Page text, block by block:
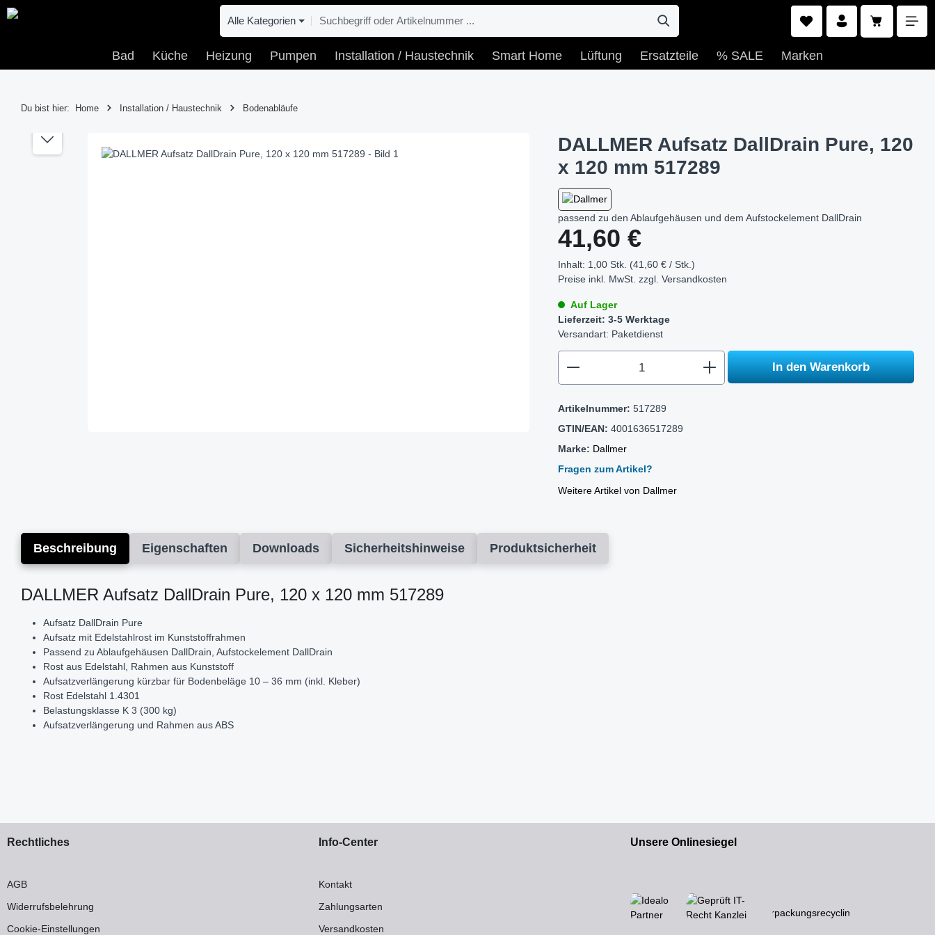
Hauptinhalt springen
Zur Suche springen
Zur Hauptnavigation springen
Alle Kategorien
Bad Küche Heizung Pumpen Installation / Haustechnik Smart Home Lüftung Ersatzteile % SALE Marken
Du bist hier: Home Installation / Haustechnik Bodenabläufe
Bildergalerie überspringen
DALLMER Aufsatz DallDrain Pure, 120
x 120 mm 517289
passend zu den Ablaufgehäusen und dem Aufstockelement DallDrain
Regulärer Preis:
41,60 €
Inhalt: 1,00 Stk. (41,60 € / Stk.)
Preise inkl. MwSt. zzgl.Versandkosten
Auf Lager
Lieferzeit: 3-5 Werktage
Versandart: Paketdienst
In den Warenkorb
Artikelnummer: 517289
GTIN/EAN: 4001636517289
Marke: Dallmer
Fragen zum Artikel?
Weitere Artikel von Dallmer
Beschreibung Eigenschaften Downloads Sicherheitshinweise Produktsicherheit
DALLMER Aufsatz DallDrain Pure, 120 x 120 mm 517289
Aufsatz DallDrain Pure
Aufsatz mit Edelstahlrost im Kunststoffrahmen
Passend zu Ablaufgehäusen DallDrain, Aufstockelement DallDrain
Rost aus Edelstahl, Rahmen aus Kunststoff
Aufsatzverlängerung kürzbar für Bodenbeläge 10 – 36 mm (inkl. Kleber)
Rost Edelstahl 1.4301
Belastungsklasse K 3 (300 kg)
Aufsatzverlängerung und Rahmen aus ABS
Rechtliches
AGB
Widerrufsbelehrung
Cookie-Einstellungen
Info-Center
Kontakt
Zahlungsarten
Versandkosten
Unsere Onlinesiegel